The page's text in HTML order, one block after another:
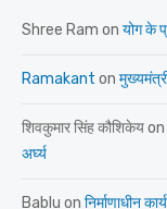
Shree Ram on योग के
Ramakant on
शिवकुमार सिंह कौशिकेयon
अर्घ्य
Bablu on निर्माणाधीन